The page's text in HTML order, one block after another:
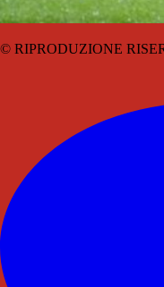
© RIPRODUZIONE